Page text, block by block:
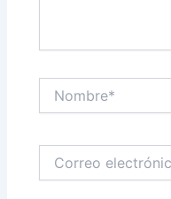
electrónico*